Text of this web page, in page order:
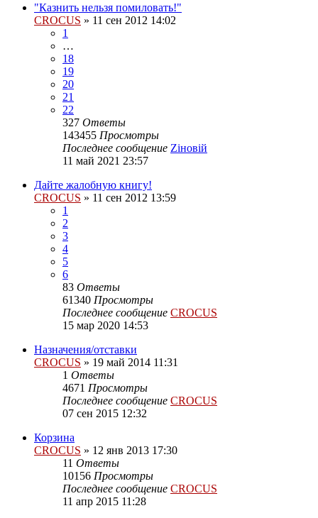
"Казнить нельзя помиловать!"
CROCUS » 11 сен 2012 14:02
1
…
18
19
20
21
22
327 Ответы
143455 Просмотры
Последнее сообщение Zіновій
11 май 2021 23:57
Дайте жалобную книгу!
CROCUS » 11 сен 2012 13:59
1
2
3
4
5
6
83 Ответы
61340 Просмотры
Последнее сообщение CROCUS
15 мар 2020 14:53
Назначения/отставки
CROCUS » 19 май 2014 11:31
1 Ответы
4671 Просмотры
Последнее сообщение CROCUS
07 сен 2015 12:32
Корзина
CROCUS » 12 янв 2013 17:30
11 Ответы
10156 Просмотры
Последнее сообщение CROCUS
11 апр 2015 11:28